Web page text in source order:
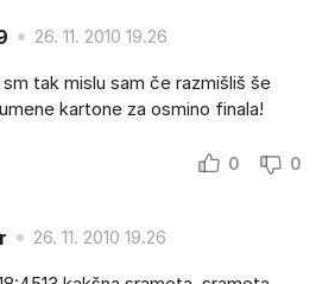
26. 11. 2010 19.26
tak mislu sam če razmišliš še
kartone za osmino finala!
0 0
26. 11. 2010 19.26